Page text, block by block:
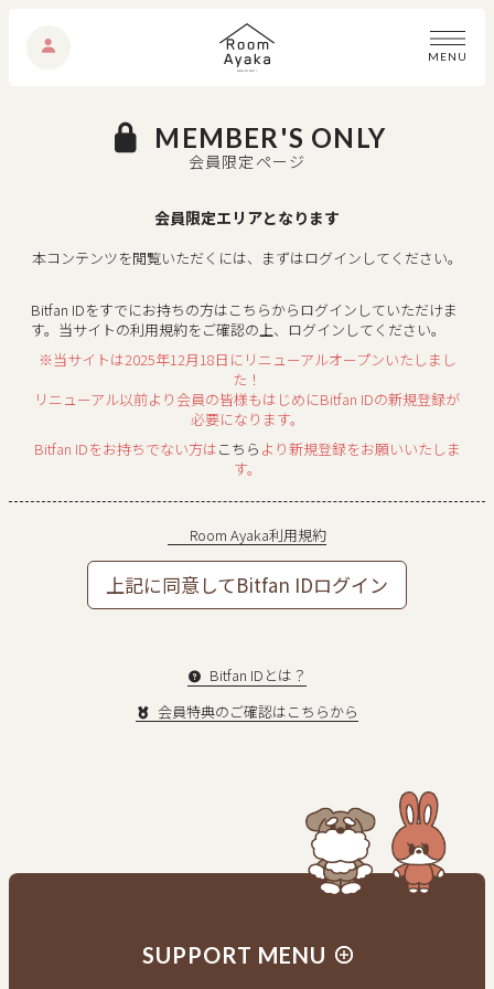
M EN U
新規入会はこちら
会員の方はログイン
MEMBER'S ONLY
会員限定ページ
会員限定エリアとなります
本コンテンツを閲覧いただくには、まずはログインしてください。
Bitfan IDをすでにお持ちの方はこちらからログインしていただけま
す。 当サイトの利用規約をご確認の上、ログインしてください。
※当サイトは2025年12月18日にリニューアルオープンいたしまし
た！
リニューアル以前より会員の皆様もはじめにBitfan IDの新規登録が
必要になります。
Bitfan IDをお持ちでない方はこちら より新規登録をお願いいたしま
す。
Room Ayaka利用規約
上記に同意してBitfan IDログイン
Bitfan IDとは？
会員特典のご確認はこちらから
SUPPORT MENU